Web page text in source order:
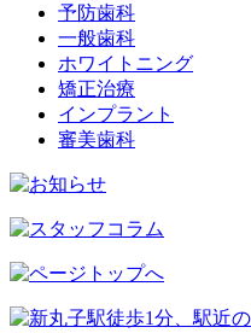
予防歯科
一般歯科
ホワイトニング
矯正治療
インプラント
審美歯科